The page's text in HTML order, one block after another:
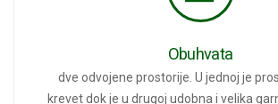
Obuhvata
dve odvojene prostorije. U jednoj je
krevet dok je u drugoj udobna i velika